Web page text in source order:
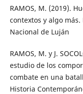
RAMOS, M. (2019).
contextos y algo
Nacional de Luján
RAMOS, M. y J.
estudio de los
combate en una
Historia